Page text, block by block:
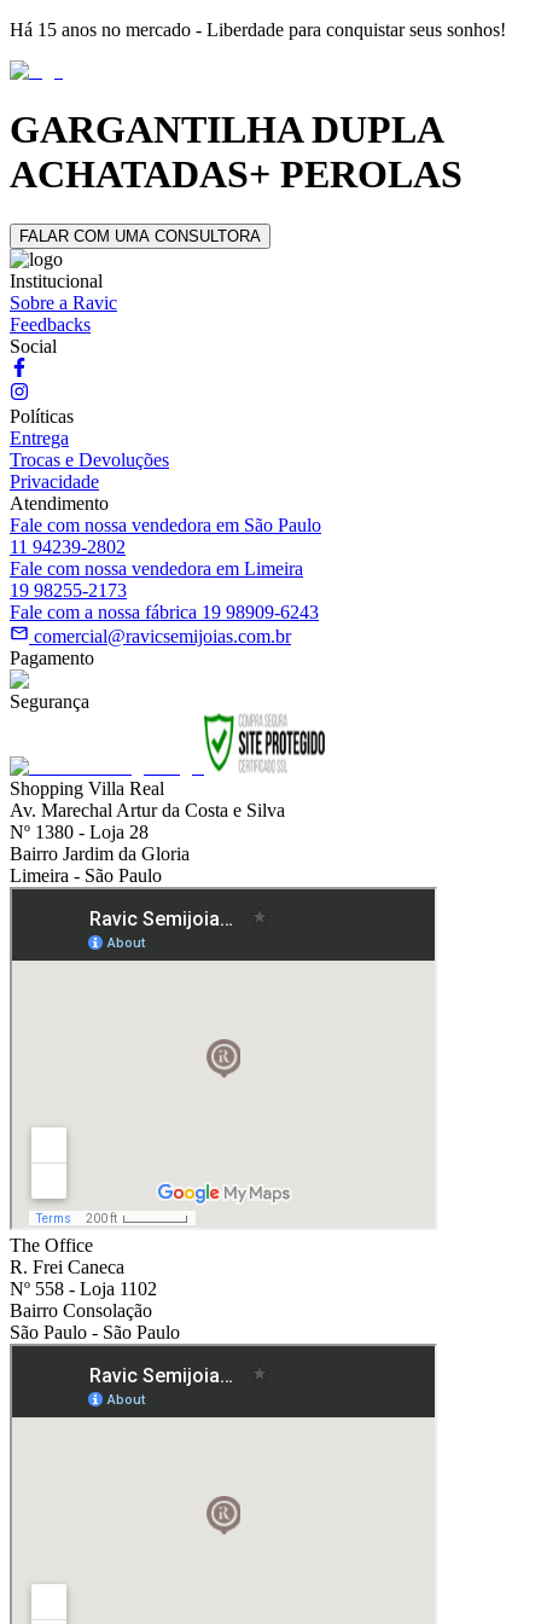
Há 15 anos no mercado - Liberdade para conquistar seus sonhos!
GARGANTILHA DUPLA
ACHATADAS+ PEROLAS
FALAR COM UMA CONSULTORA
Institucional
Sobre a Ravic
Feedbacks
Social
Políticas
Entrega
Trocas e Devoluções
Privacidade
Atendimento
Fale com nossa vendedora em São Paulo
11 94239-2802
Fale com nossa vendedora em Limeira
19 98255-2173
Fale com a nossa fábrica 19 98909-6243
comercial@ravicsemijoias.com.br
Pagamento
Segurança
Shopping Villa Real
Av. Marechal Artur da Costa e Silva
Nº 1380 - Loja 28
Bairro Jardim da Gloria
Limeira - São Paulo
The Office
R. Frei Caneca
Nº 558 - Loja 1102
Bairro Consolação
São Paulo - São Paulo